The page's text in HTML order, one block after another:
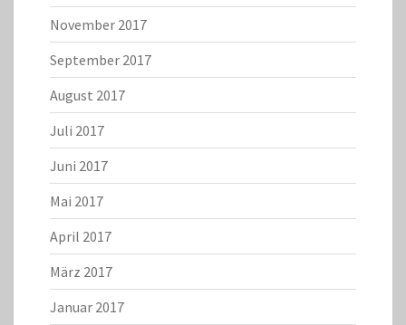
November 2017
September 2017
August 2017
Juli 2017
Juni 2017
Mai 2017
April 2017
März 2017
Januar 2017